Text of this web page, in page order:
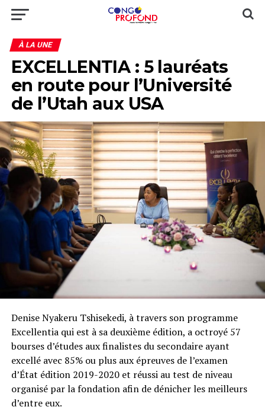
À LA UNE
EXCELLENTIA : 5 lauréats
en route pour l’Université
de l’Utah aux USA
Denise Nyakeru Tshisekedi, à travers son programme
Excellentia qui est à sa deuxième édition, a octroyé 57
bourses d’études aux finalistes du secondaire ayant
excellé avec 85% ou plus aux épreuves de l’examen
d’État édition 2019-2020 et réussi au test de niveau
organisé par la fondation afin de dénicher les meilleurs
d’entre eux.